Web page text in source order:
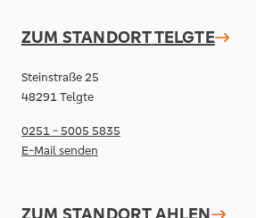
ZUM STANDORTTELGTE
Steinstraße 25
48291 Telgte
0251 - 5005 5835
E-Mail senden
ZUM STANDORTAHLEN